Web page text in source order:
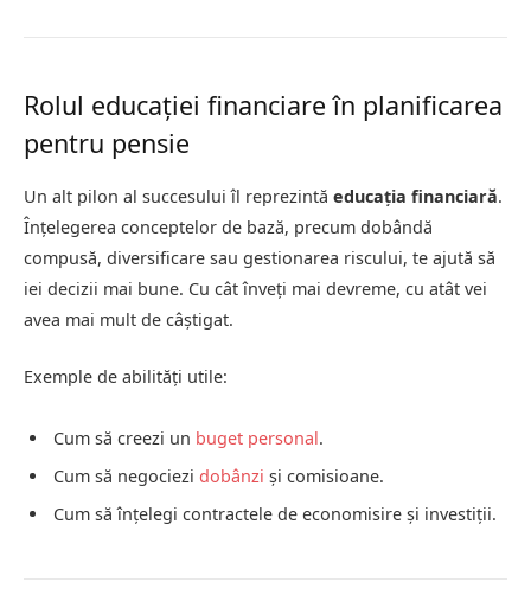
Rolul educației financiare în planificarea
pentru pensie
Un alt pilon al succesului îl reprezintă educația financiară.
Înțelegerea conceptelor de bază, precum dobândă
compusă, diversificare sau gestionarea riscului, te ajută să
iei decizii mai bune. Cu cât înveți mai devreme, cu atât vei
avea mai mult de câștigat.
Exemple de abilități utile:
Cum să creezi un buget personal.
Cum să negociezi dobânzi și comisioane.
Cum să înțelegi contractele de economisire și investiții.